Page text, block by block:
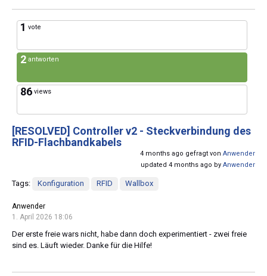
1 vote
2 antworten
86 views
[RESOLVED] Controller v2 - Steckverbindung des
RFID-Flachbandkabels
4 months ago gefragt von Anwender
updated 4 months ago by Anwender
Tags: Konfiguration RFID Wallbox
Anwender
1. April 2026 18:06
Der erste freie wars nicht, habe dann doch experimentiert - zwei freie
sind es. Läuft wieder. Danke für die Hilfe!